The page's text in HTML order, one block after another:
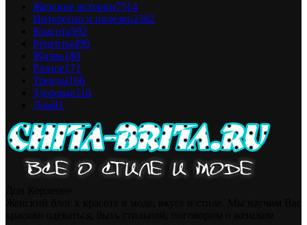
Женские истории7514
Интересно и полезно2382
Красота592
Рецепты499
Жизнь180
Разное171
Тренды166
Здоровье116
Дом81